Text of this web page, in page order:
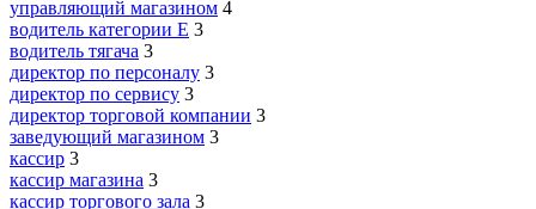
управляющий магазином 4
водитель категории E 3
водитель тягача 3
директор по персоналу 3
директор по сервису 3
директор торговой компании 3
заведующий магазином 3
кассир 3
кассир магазина 3
кассир торгового зала 3